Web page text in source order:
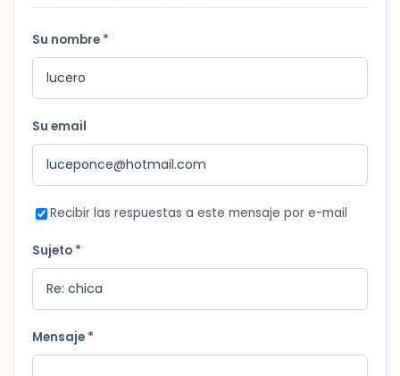
Su nombre *
Su email
Recibir las respuestas a este mensaje por e-mail
Sujeto *
Mensaje *